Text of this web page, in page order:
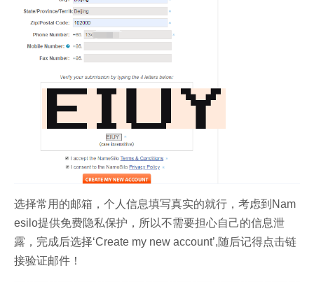
选择常用的邮箱，个人信息填写真实的就行，考虑到Nam
esilo提供免费隐私保护，所以不需要担心自己的信息泄
露，完成后选择‘Create my new account’,随后记得点击链
接验证邮件！